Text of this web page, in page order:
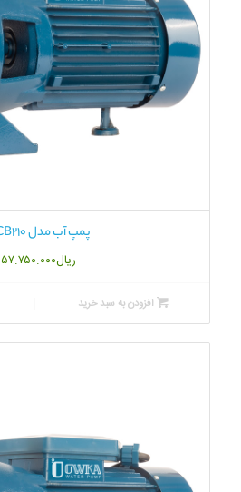
پمپ آب مدل DCB210
ریال۵۷.۷۵۰.۰۰۰
افزودن به سبد خرید